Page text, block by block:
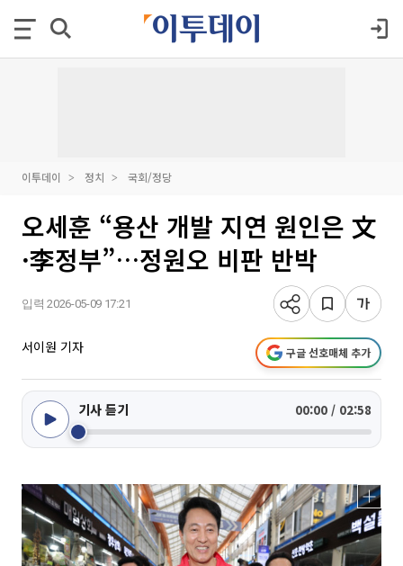
이투데이 정치 국회/정당
오세훈 “용산 개발 지연 원인은 文
·李정부”…정원오 비판 반박
입력 2026-05-09 17:21
서이원 기자 구글 선호매체 추가
기사 듣기 00:00 / 02:58